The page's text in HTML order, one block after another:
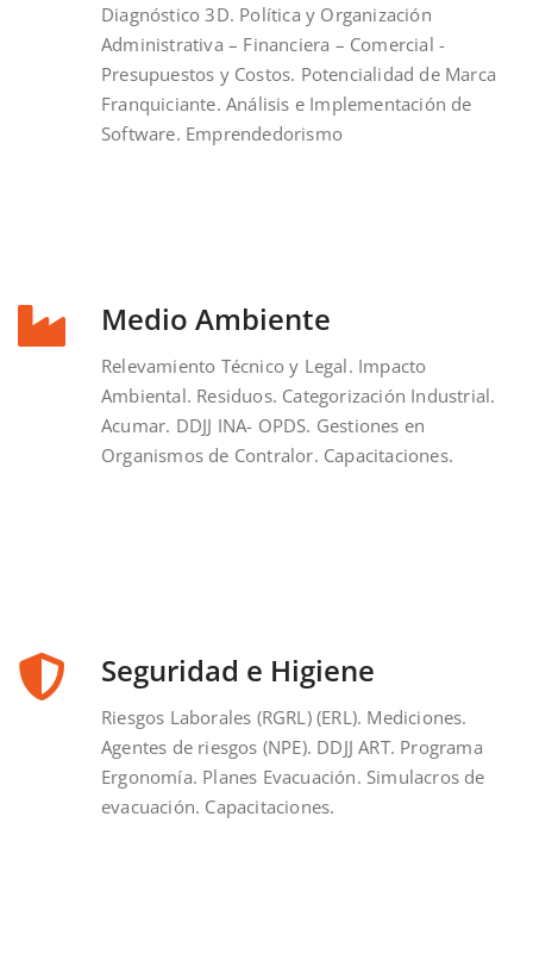
Diagnóstico 3D. Política y Organización
Administrativa – Financiera – Comercial -
Presupuestos y Costos. Potencialidad de Marca
Franquiciante. Análisis e Implementación de
Software. Emprendedorismo
Medio Ambiente
Relevamiento Técnico y Legal. Impacto
Ambiental. Residuos. Categorización Industrial.
Acumar. DDJJ INA- OPDS. Gestiones en
Organismos de Contralor. Capacitaciones.
Seguridad e Higiene
Riesgos Laborales (RGRL) (ERL). Mediciones.
Agentes de riesgos (NPE). DDJJ ART. Programa
Ergonomía. Planes Evacuación. Simulacros de
evacuación. Capacitaciones.